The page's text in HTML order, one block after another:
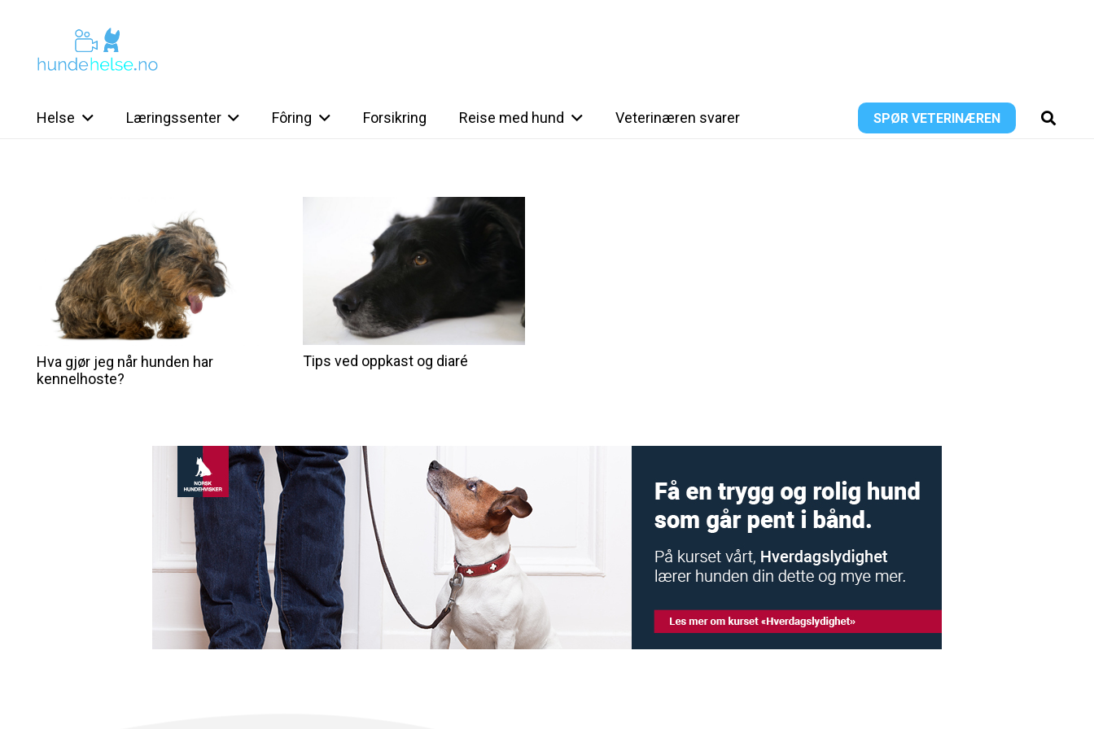
Helse Læringssenter Fôring Forsikring Reise med hund Veterinæren svarer SPØR VETERINÆREN
Hva gjør jeg når hunden har
kennelhoste?
Tips ved oppkast og diaré